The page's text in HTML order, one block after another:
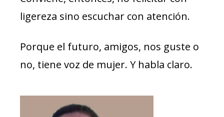
ligereza sino escuchar con atención.
Porque el futuro, amigos, nos guste o
no, tiene voz de mujer. Y habla claro.